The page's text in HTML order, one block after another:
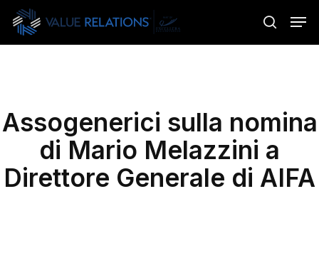
Skip
main
search
Assogenerici sulla nomina
di Mario Melazzini a
Direttore Generale di AIFA